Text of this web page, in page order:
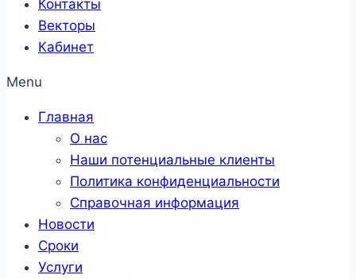
Контакты
Векторы
Кабинет
Menu
Главная
О нас
Наши потенциальные клиенты
Политика конфиденциальности
Справочная информация
Новости
Сроки
Услуги